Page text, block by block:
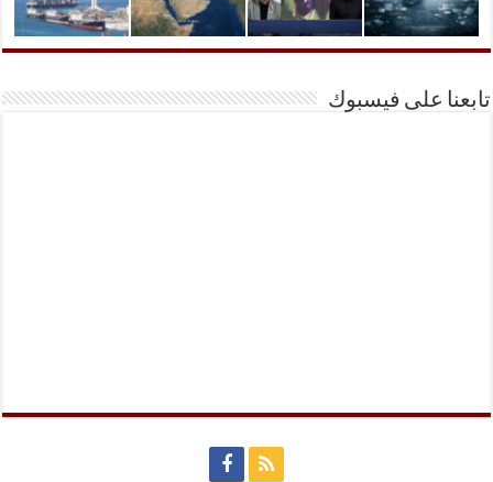
تابعنا على فيسبوك